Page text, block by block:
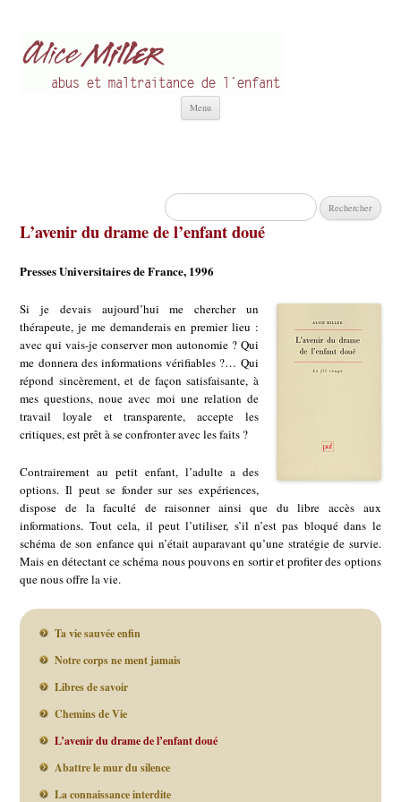
Menu
Rechercher :
L’avenir du drame de l’enfant doué
Presses Universitaires de France, 1996
Si je devais aujourd’hui me chercher un
thérapeute, je me demanderais en premier lieu :
avec qui vais-je conserver mon autonomie ? Qui
me donnera des informations vérifiables ?… Qui
répond sincèrement, et de façon satisfaisante, à
mes questions, noue avec moi une relation de
travail loyale et transparente, accepte les
critiques, est prêt à se confronter avec les faits ?
Contrairement au petit enfant, l’adulte a des
options. Il peut se fonder sur ses expériences,
dispose de la faculté de raisonner ainsi que du libre accès aux
informations. Tout cela, il peut l’utiliser, s’il n’est pas bloqué dans le
schéma de son enfance qui n’était auparavant qu’une stratégie de survie.
Mais en détectant ce schéma nous pouvons en sortir et profiter des options
que nous offre la vie.
Ta vie sauvée enfin
Notre corps ne ment jamais
Libres de savoir
Chemins de Vie
L’avenir du drame de l’enfant doué
Abattre le mur du silence
La connaissance interdite